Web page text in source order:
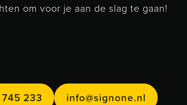
om voor je aan de slag te gaan!
0591 - 745 233
745 233
info@signone.nl
info@signone.nl